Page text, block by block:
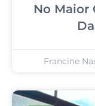
No Maior
Francine